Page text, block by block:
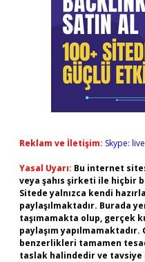
Reklam ve İletişim: Skype:
Yasal Uyarı: Bu internet
veya şahıs şirketi ile hiçbir
Sitede yalnızca kendi
paylaşılmaktadır. Burada
taşımamakta olup, gerçek
paylaşım
benzerlikleri tamamen
taslak halindedir ve tavsiye